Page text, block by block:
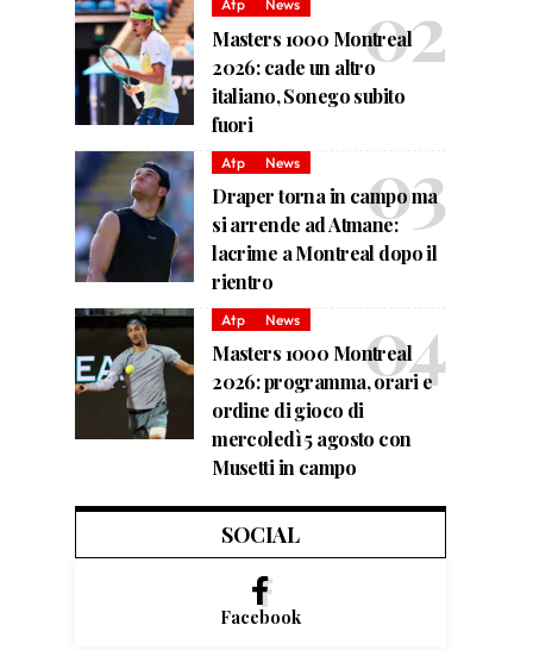
Atp News
Masters 1000 Montreal
2026: cade un altro
italiano, Sonego subito
fuori
Atp News
Draper torna in campo ma
si arrende ad Atmane:
lacrime a Montreal dopo il
rientro
Atp News
Masters 1000 Montreal
2026: programma, orari e
ordine di gioco di
mercoledì 5 agosto con
Musetti in campo
SOCIAL
Facebook